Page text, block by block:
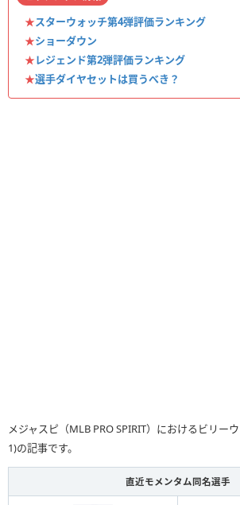
★スターウォッチ第4弾評価ランキング
★ショーダウン
★レジェンド第2弾評価ランキング
★選手ダイヤセットは買うべき？
メジャスピ（MLB PRO SPIRIT）におけるビリー
1)の記事です。
直近モメンタム同名選手